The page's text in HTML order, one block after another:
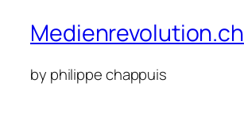
Medienrevolution.ch
by philippe chappuis